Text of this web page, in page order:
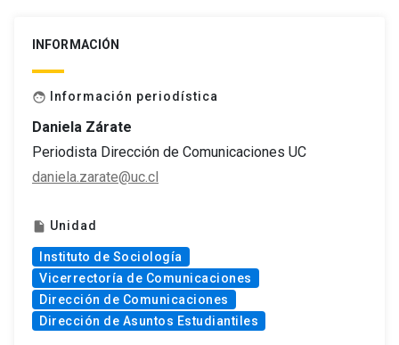
INFORMACIÓN
face Información periodística
Daniela Zárate
Periodista Dirección de Comunicaciones UC
daniela.zarate@uc.cl
insert_drive_file Unidad
Instituto de Sociología
Vicerrectoría de Comunicaciones
Dirección de Comunicaciones
Dirección de Asuntos Estudiantiles